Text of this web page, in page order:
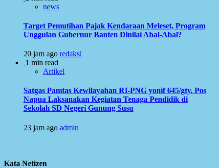
news
Target Pemutihan Pajak Kendaraan Meleset, Program
Unggulan Gubernur Banten Dinilai Abal-Abal?
20 jam ago redaksi
1 min read
Artikel
Satgas Pamtas Kewilayahan RI-PNG yonif 645/gty. Pos
Napua Laksanakan Kegiatan Tenaga Pendidik di
Sekolah SD Negeri Gunung Susu
23 jam ago admin
Kata Netizen